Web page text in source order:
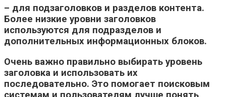
– для подзаголовков и разделов контента.
Более низкие уровни заголовков
используются для подразделов и
дополнительных информационных блоков.
Очень важно правильно выбирать уровень
заголовка и использовать их
последовательно. Это помогает поисковым
системам и пользователям лучше понять